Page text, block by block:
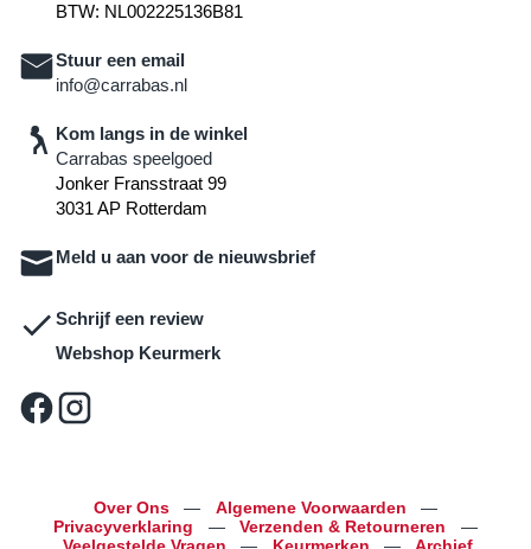
BTW: NL002225136B81
Stuur een email
info@carrabas.nl
Kom langs in de winkel
Carrabas speelgoed
Jonker Fransstraat 99
3031 AP Rotterdam
Meld u aan voor de nieuwsbrief
Schrijf een review
Webshop Keurmerk
Over Ons — Algemene Voorwaarden
—
Privacyverklaring
— Verzenden & Retourneren
—